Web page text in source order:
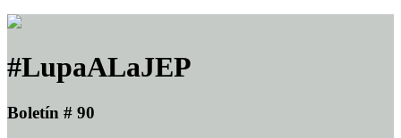
#LupaALaJEP
Boletín # 90